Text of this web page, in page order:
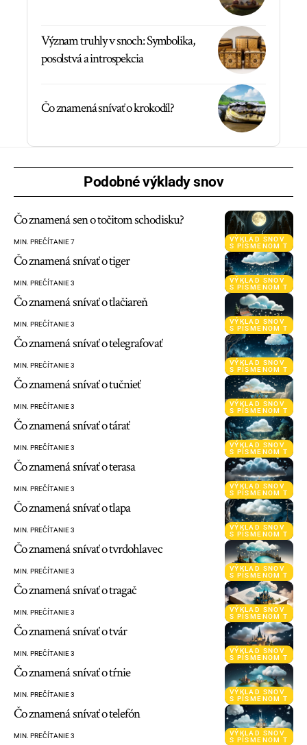
Význam truhly v snoch: Symbolika,
posolstvá a introspekcia
Čo znamená snívať o krokodíl?
Podobné výklady snov
VÝKLAD SNOV
S PÍSMENOM T
Čo znamená sen o točitom schodisku?
MIN. PREČÍTANIE 7
VÝKLAD SNOV
S PÍSMENOM T
Čo znamená snívať o tiger
MIN. PREČÍTANIE 3
VÝKLAD SNOV
S PÍSMENOM T
Čo znamená snívať o tlačiareň
MIN. PREČÍTANIE 3
VÝKLAD SNOV
S PÍSMENOM T
Čo znamená snívať o telegrafovať
MIN. PREČÍTANIE 3
VÝKLAD SNOV
S PÍSMENOM T
Čo znamená snívať o tučnieť
MIN. PREČÍTANIE 3
VÝKLAD SNOV
S PÍSMENOM T
Čo znamená snívať o tárať
MIN. PREČÍTANIE 3
VÝKLAD SNOV
S PÍSMENOM T
Čo znamená snívať o terasa
MIN. PREČÍTANIE 3
VÝKLAD SNOV
S PÍSMENOM T
Čo znamená snívať o tlapa
MIN. PREČÍTANIE 3
VÝKLAD SNOV
S PÍSMENOM T
Čo znamená snívať o tvrdohlavec
MIN. PREČÍTANIE 3
VÝKLAD SNOV
S PÍSMENOM T
Čo znamená snívať o tragač
MIN. PREČÍTANIE 3
VÝKLAD SNOV
S PÍSMENOM T
Čo znamená snívať o tvár
MIN. PREČÍTANIE 3
VÝKLAD SNOV
S PÍSMENOM T
Čo znamená snívať o tŕnie
MIN. PREČÍTANIE 3
VÝKLAD SNOV
S PÍSMENOM T
Čo znamená snívať o telefón
MIN. PREČÍTANIE 3